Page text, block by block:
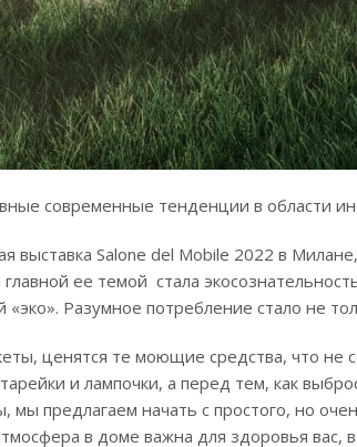
современные тенденции в области
выставка Salone del Mobile 2022 в
ее темой стала
«эко». Разумное потребление стало не
ценятся те моющие средства, что не
и лампочки, а перед тем, как
мы предлагаем начать с простого, но
в доме важна для здоровья